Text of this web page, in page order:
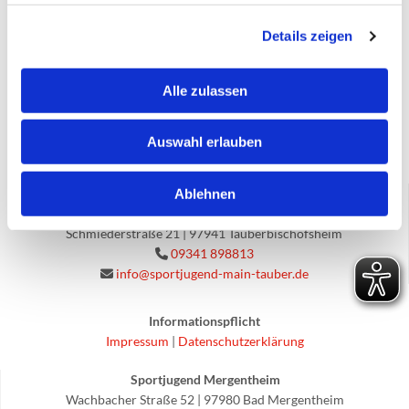
Details zeigen
Alle zulassen
Auswahl erlauben
Ablehnen
Sportjugend Tauberbischofsheim und
Sportjugend-Förderverein
Schmiederstraße 21 | 97941 Tauberbischofsheim
 09341 898813
 info@sportjugend-main-tauber.de
Informationspflicht
Impressum | Datenschutzerklärung
Sportjugend Mergentheim
Wachbacher Straße 52 | 97980 Bad Mergentheim